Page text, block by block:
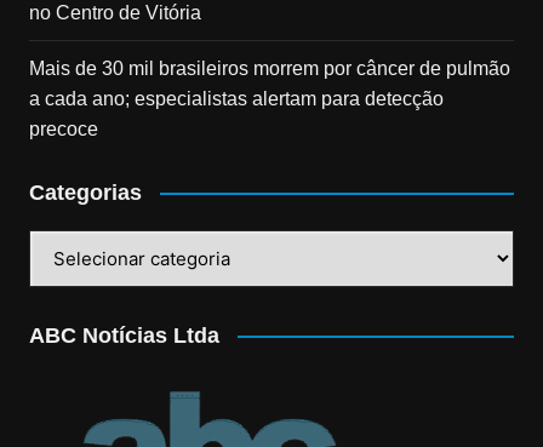
no Centro de Vitória
Mais de 30 mil brasileiros morrem por câncer de pulmão
a cada ano; especialistas alertam para detecção
precoce
Categorias
ABC Notícias Ltda